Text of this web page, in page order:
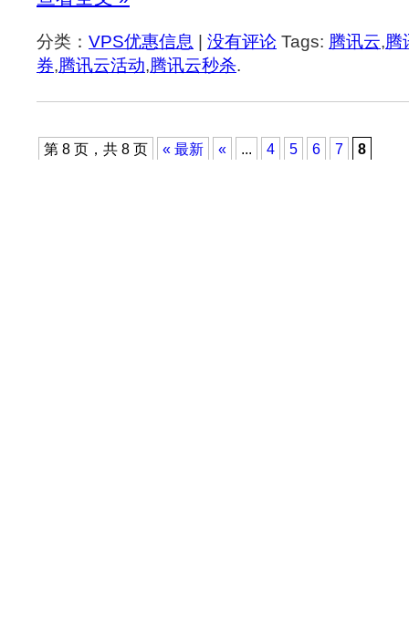
分类： VPS优惠信息 没有评论 Tags: 腾讯云,腾
券,腾讯云活动,腾讯云秒杀.
第 8 页，共 8 页 « 最新 « ... 4 5 6 7 8